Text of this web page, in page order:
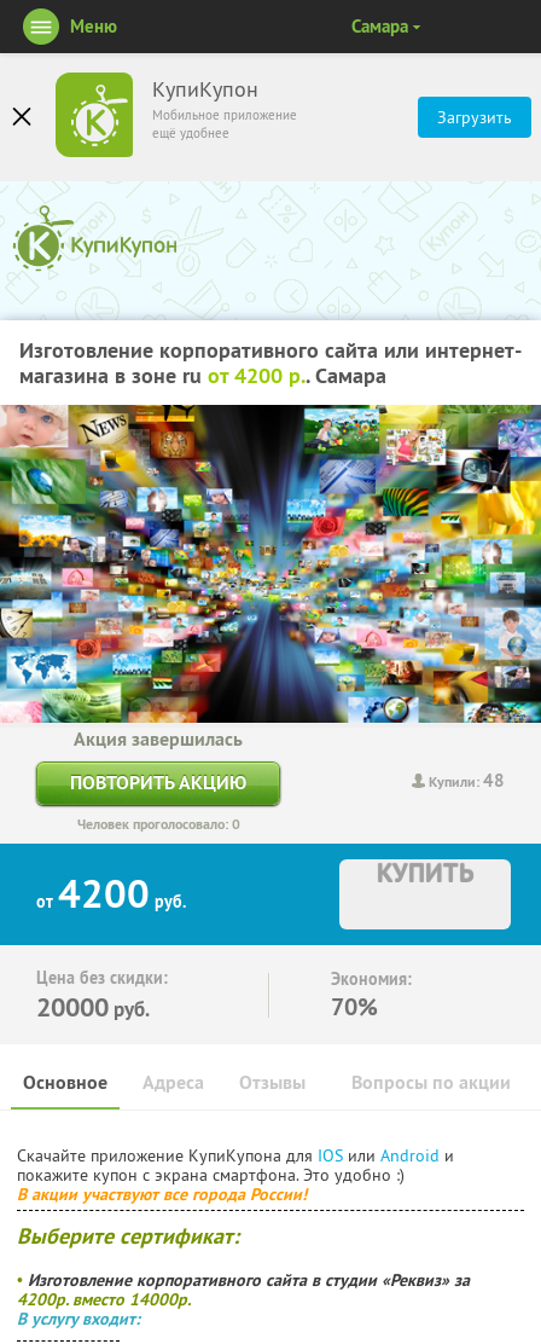
КупиКупон
Мобильное приложение
ещё удобнее
Загрузить
Меню Самара
Изготовление корпоративного сайта или интернет-
магазина в зоне ru от 4200 р.. Самара
Купили:48
Акция завершилась
ПОВТОРИТЬ АКЦИЮ
Человек проголосовало: 0
от 4200 руб.
КУПИТЬ
Цена без скидки:
20000 руб.
Экономия:
70%
Основное Отзывы Вопросы по акции
Адреса
Скачайте приложение КупиКупона для IOS или Android и
покажите купон с экрана смартфона. Это удобно :)
В акции участвуют все города России!
Выберите сертификат:
• Изготовление корпоративного сайта в студии «Реквиз» за
4200р. вместо 14000р.
В услугу входит: